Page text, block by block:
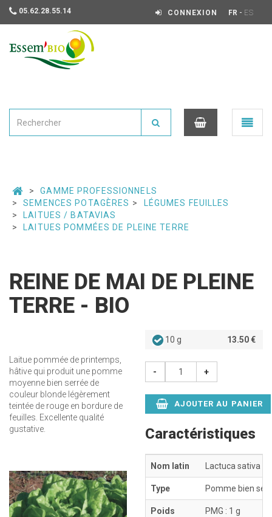
05.62.28.55.14 CONNEXION FR - ES
Ouvrir
le
GAMME PROFESSIONNELS
SEMENCES POTAGÈRES
LÉGUMES FEUILLES
LAITUES / BATAVIAS
LAITUES POMMÉES DE PLEINE TERRE
REINE DE MAI DE PLEINE
TERRE - BIO
Laitue pommée de printemps,
hâtive qui produit une pomme
moyenne bien serrée de
couleur blonde légèrement
teintée de rouge en bordure de
feuilles. Excellente qualité
gustative.
10 g 13.50 €
- +
AJOUTER AU PANIER
Caractéristiques
Nom latin Lactuca sativa
Type Pomme bien
Poids PMG : 1 g